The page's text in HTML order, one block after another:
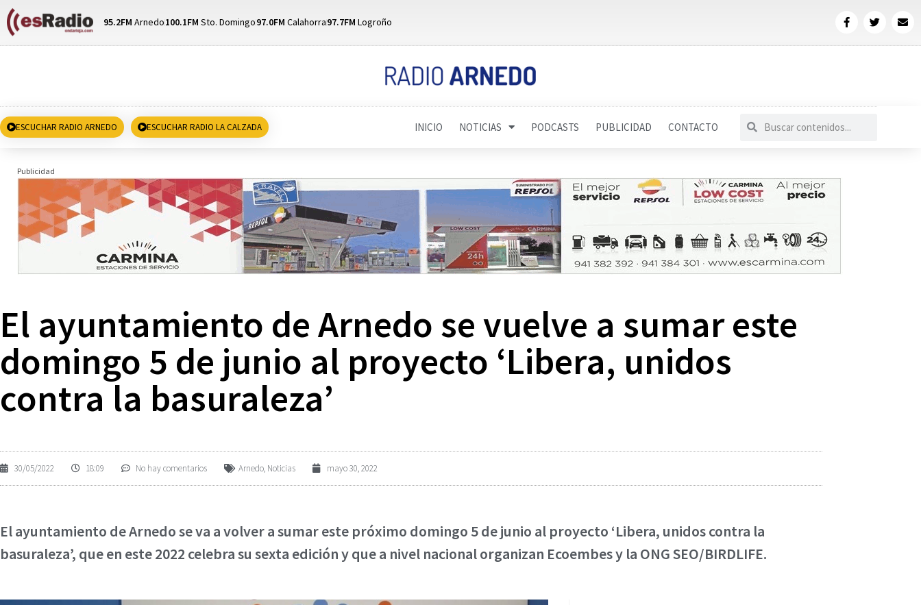
95.2FM Arnedo100.1FM Sto. Domingo97.0FM Calahorra97.7FM Logroño
ESCUCHAR RADIO ARNEDO ESCUCHAR RADIO LA CALZADA INICIO NOTICIAS PODCASTS PUBLICIDAD CONTACTO
Publicidad
El ayuntamiento de Arnedo se vuelve a sumar este
domingo 5 de junio al proyecto ‘Libera, unidos
contra la basuraleza’
30/05/2022 18:09 No hay comentarios Arnedo, Noticias mayo 30, 2022
El ayuntamiento de Arnedo se va a volver a sumar este próximo domingo 5 de junio al proyecto ‘Libera, unidos contra la
basuraleza’, que en este 2022 celebra su sexta edición y que a nivel nacional organizan Ecoembes y la ONG SEO/BIRDLIFE.